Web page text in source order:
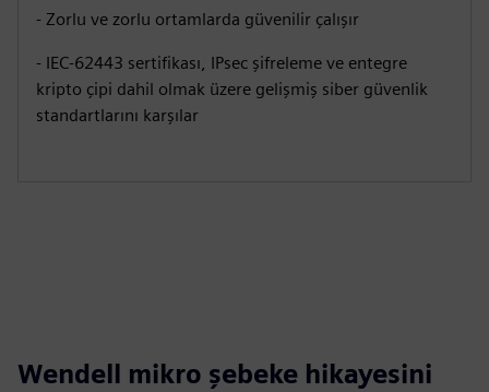
- Zorlu ve zorlu ortamlarda güvenilir çalışır
- IEC-62443 sertifikası, IPsec şifreleme ve entegre
kripto çipi dahil olmak üzere gelişmiş siber güvenlik
standartlarını karşılar
Wendell mikro şebeke hikayesini